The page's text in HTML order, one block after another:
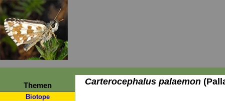
Themen
Biotope
Carterocephalus palaemon